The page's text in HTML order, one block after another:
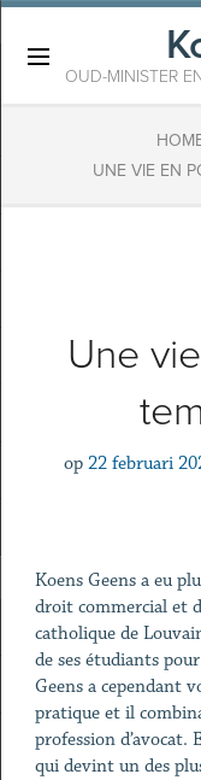
OUD-MINISTER
UNE VIE EN
Une
op 22 februari
Koens Geens a eu
droit commercial et
catholique de
de ses étudiants
Geens a cependant
pratique et il
profession d’avocat.
qui devint un des